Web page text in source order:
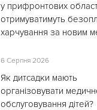
у прифронтових
отримуватимуть
харчування за новим
6 Серпня 2026
Як дитсадки мають
організовувати
обслуговування дітей?